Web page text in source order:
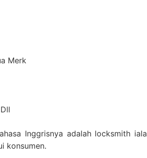
Merk
Inggrisnya adalah locksmith
konsumen.